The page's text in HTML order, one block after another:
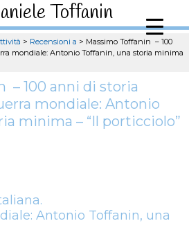
Toffanin
> Recensioni a > Massimo Toffanin – 100
mondiale: Antonio Toffanin, una storia minima
– 100 anni di storia
mondiale: Antonio
minima – “Il porticciolo”
Antonio Toffanin, una